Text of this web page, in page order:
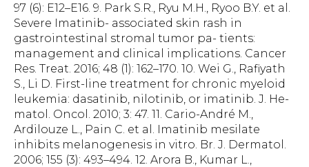
97 (6): E12–E16. 9. Park S.R., Ryu M.H., Ryoo B.Y. et al.
Severe Imatinib- associated skin rash in
gastrointestinal stromal tumor pa- tients:
management and clinical implications. Cancer
Res. Treat. 2016; 48 (1): 162–170. 10. Wei G., Rafiyath
S., Li D. First-line treatment for chronic myeloid
leukemia: dasatinib, nilotinib, or imatinib. J. He-
matol. Oncol. 2010; 3: 47. 11. Cario-André M.,
Ardilouze L., Pain C. et al. Imatinib mesilate
inhibits melanogenesis in vitro. Br. J. Dermatol.
2006; 155 (3): 493–494. 12. Arora B., Kumar L.,